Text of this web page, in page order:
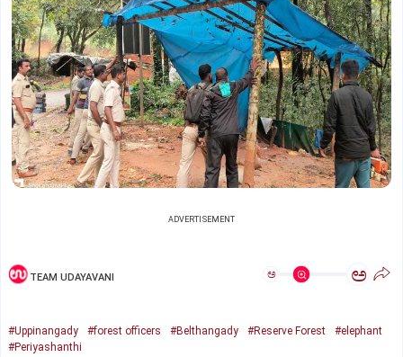
ADVERTISEMENT
TEAM UDAYAVANI ಅ ಅ
#Uppinangady #forest officers #Belthangady #Reserve Forest
#elephant
#Periyashanthi